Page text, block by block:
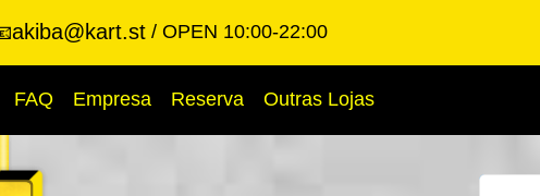
akiba@kart.st OPEN 10:00-22:00
FAQ Empresa Reserva Outras Lojas